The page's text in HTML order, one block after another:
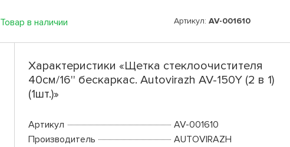
Товар в наличии Артикул: AV-001610
Характеристики «Щетка стеклоочистителя
40см/16'' бескаркас. Autovirazh AV-150Y (2 в 1)
(1шт.)»
Артикул
AV-001610
Производитель
AUTOVIRAZH